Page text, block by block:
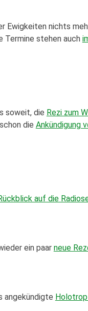
Ewigkeiten nichts
Termine stehen auch
soweit, die Rezi zum
die Ankündigung
auf die
ein paar neue